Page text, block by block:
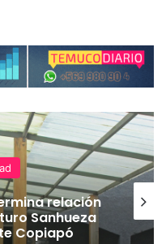
relación
Sanhueza
Copiapó